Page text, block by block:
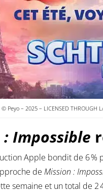
Peyo – 2025 – LICENSED THROUGH
Impossible
Apple bondit de 6
de Mission :
semaine et un total de